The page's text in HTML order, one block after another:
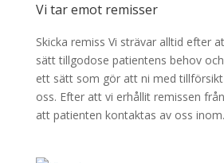
Vi tar emot remisser
Skicka remiss Vi strävar alltid efter
sätt tillgodose patientens behov
ett sätt som gör att ni med
oss. Efter att vi erhållit remissen
att patienten kontaktas av oss